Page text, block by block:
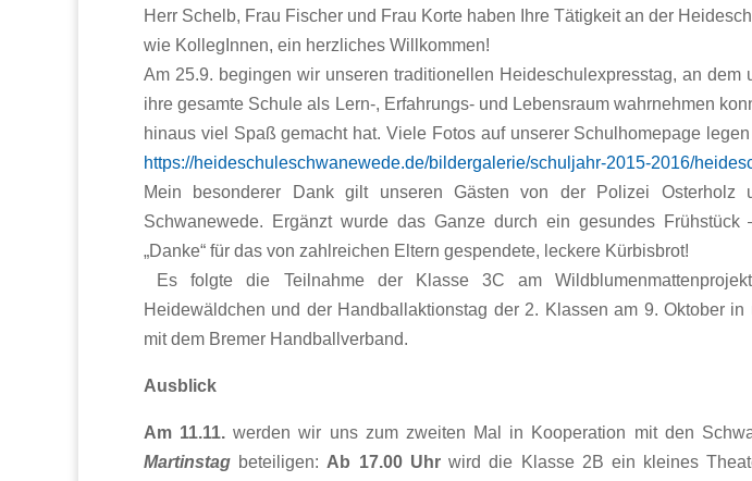
Herr Schelb, Frau Fischer und Frau Korte haben Ihre Tätigkeit an der
wie KollegInnen, ein herzliches Willkommen!
Am 25.9. begingen wir unseren traditionellen Heideschulexpresstag, an dem
ihre gesamte Schule als Lern-, Erfahrungs- und Lebensraum wahrnehmen
hinaus viel Spaß gemacht hat. Viele Fotos auf unserer Schulhomepage
https://heideschuleschwanewede.de/bildergalerie/schuljahr-2015-2016/
Mein besonderer Dank gilt unseren Gästen von der Polizei Osterholz
Schwanewede. Ergänzt wurde das Ganze durch ein gesundes
„Danke“ für das von zahlreichen Eltern gespendete, leckere Kürbisbrot!
Es folgte die Teilnahme der Klasse 3C am
Heidewäldchen und der Handballaktionstag der 2. Klassen am 9. Oktober
mit dem Bremer Handballverband.
Ausblick
Am 11.11. werden wir uns zum zweiten Mal in Kooperation mit den
Martinstag beteiligen: Ab 17.00 Uhrwird die Klasse 2B ein kleines